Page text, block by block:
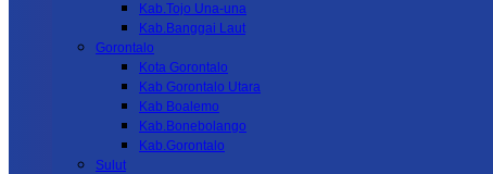
Kab.Tojo Una-una
Kab.Banggai Laut
Gorontalo
Kota Gorontalo
Kab Gorontalo Utara
Kab Boalemo
Kab.Bonebolango
Kab.Gorontalo
Sulut